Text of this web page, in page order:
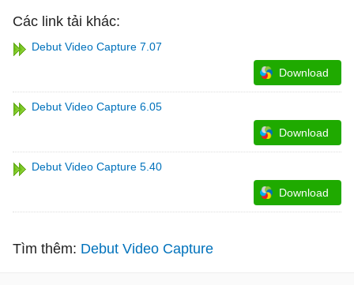
Các link tải khác:
Debut Video Capture 7.07
Download
Debut Video Capture 6.05
Download
Debut Video Capture 5.40
Download
Tìm thêm: Debut Video Capture